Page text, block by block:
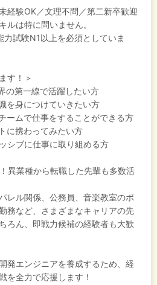
経験OK／文理不問／第二新卒歓迎
ルは特に問いません。
試験N1以上を必須としていま
す！＞
の第一線で活躍したい方
を身につけていきたい方
ームで仕事をすることができる方
に携わってみたい方
シブに仕事に取り組める方
異業種から転職した先輩も多数活
レル関係、公務員、音楽教室のボ
務など、さまざまなキャリアの先
ろん、即戦力候補の経験者も大歓
発エンジニアを養成するため、経
を全力で応援します！